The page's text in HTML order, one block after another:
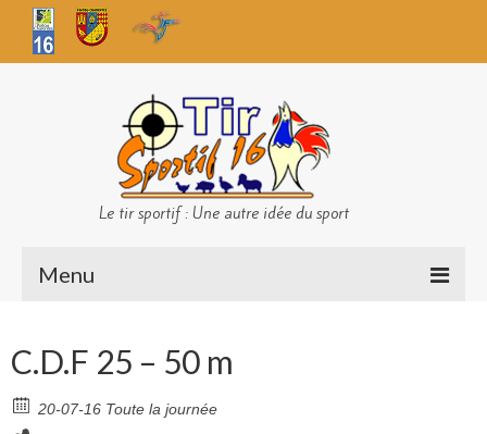
Le tir sportif : Une autre idée du sport
Menu
Sécurité
Challenges TS 16
C.D.F 25 – 50 m
20-07-16 Toute la journée